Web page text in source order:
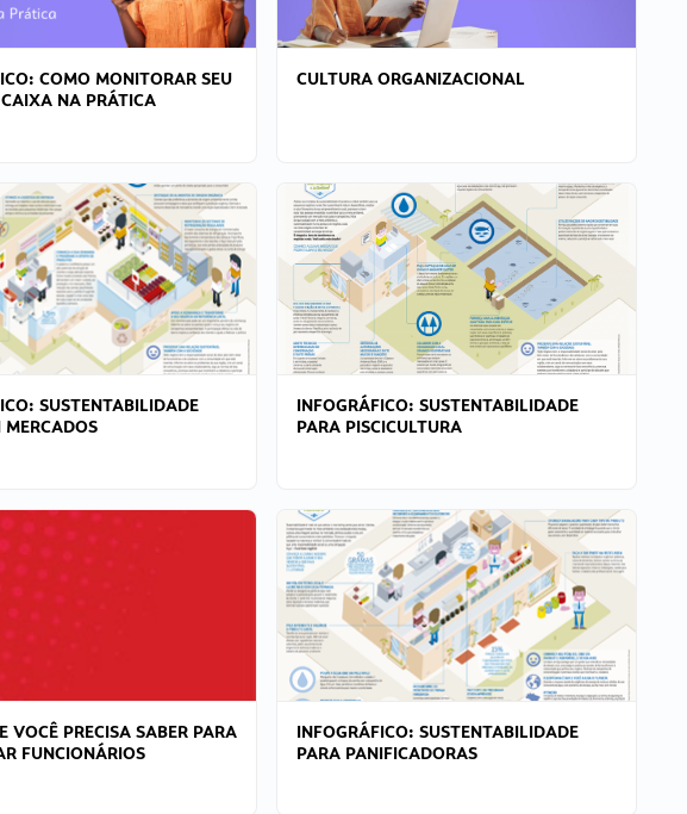
COMO MONITORAR SEU
NA PRÁTICA
CULTURA ORGANIZACIONAL
SUSTENTABILIDADE
INFOGRÁFICO: SUSTENTABILIDADE
PARA PISCICULTURA
VOCÊ PRECISA SABER PARA
FUNCIONÁRIOS
INFOGRÁFICO: SUSTENTABILIDADE
PARA PANIFICADORAS